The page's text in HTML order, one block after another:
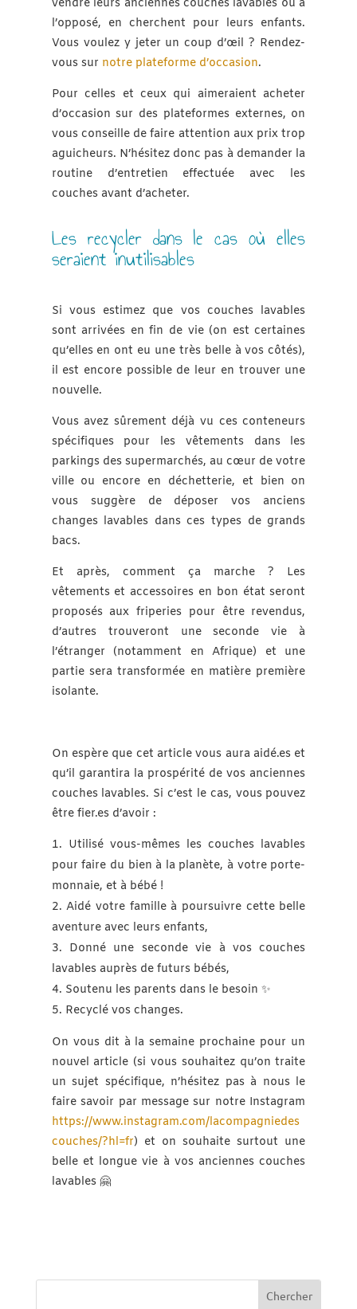
vendre leurs anciennes couches lavables ou à
l’opposé, en cherchent pour leurs enfants.
Vous voulez y jeter un coup d’œil ? Rendez-
vous sur notre plateforme d’occasion.
Pour celles et ceux qui aimeraient acheter
d’occasion sur des plateformes externes, on
vous conseille de faire attention aux prix trop
aguicheurs. N’hésitez donc pas à demander la
routine d’entretien effectuée avec les
couches avant d’acheter.
Les recycler dans le cas où elles
seraient inutilisables
Si vous estimez que vos couches lavables
sont arrivées en fin de vie (on est certaines
qu’elles en ont eu une très belle à vos côtés),
il est encore possible de leur en trouver une
nouvelle.
Vous avez sûrement déjà vu ces conteneurs
spécifiques pour les vêtements dans les
parkings des supermarchés, au cœur de votre
ville ou encore en déchetterie, et bien on
vous suggère de déposer vos anciens
changes lavables dans ces types de grands
bacs.
Et après, comment ça marche ? Les
vêtements et accessoires en bon état seront
proposés aux friperies pour être revendus,
d’autres trouveront une seconde vie à
l’étranger (notamment en Afrique) et une
partie sera transformée en matière première
isolante.
On espère que cet article vous aura aidé.es et
qu’il garantira la prospérité de vos anciennes
couches lavables. Si c’est le cas, vous pouvez
être fier.es d’avoir :
Utilisé vous-mêmes les couches lavables
pour faire du bien à la planète, à votre porte-
monnaie, et à bébé !
Aidé votre famille à poursuivre cette belle
aventure avec leurs enfants,
Donné une seconde vie à vos couches
lavables auprès de futurs bébés,
Soutenu les parents dans le besoin ✨
Recyclé vos changes.
On vous dit à la semaine prochaine pour un
nouvel article (si vous souhaitez qu’on traite
un sujet spécifique, n’hésitez pas à nous le
faire savoir par message sur notre Instagram
https://www.instagram.com/lacompagniedes
couches/?hl=fr) et on souhaite surtout une
belle et longue vie à vos anciennes couches
lavables 🤗